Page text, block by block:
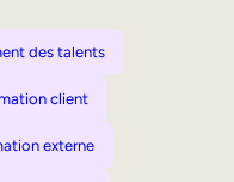
des talents
client
externe